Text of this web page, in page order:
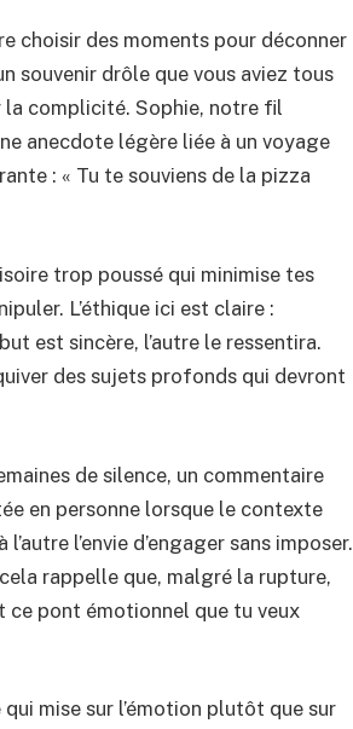
choisir des moments pour déconner
souvenir drôle que vous aviez tous
la complicité. Sophie, notre fil
anecdote légère liée à un voyage
: « Tu te souviens de la pizza
trop poussé qui minimise tes
L’éthique ici est claire :
est sincère, l’autre le ressentira.
des sujets profonds qui devront
de silence, un commentaire
en personne lorsque le contexte
l’envie d’engager sans imposer.
rappelle que, malgré la rupture,
ce pont émotionnel que tu veux
mise sur l’émotion plutôt que sur